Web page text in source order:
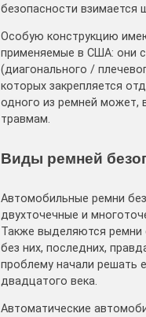
безопасности взимается
Особую конструкцию
применяемые в США: они
(диагонального /
которых закрепляется
одного из ремней может,
травмам.
Виды ремней
Автомобильные ремни
двухточечные и
Также выделяются ремни
без них, последних,
проблему начали решать
двадцатого века.
Автоматические